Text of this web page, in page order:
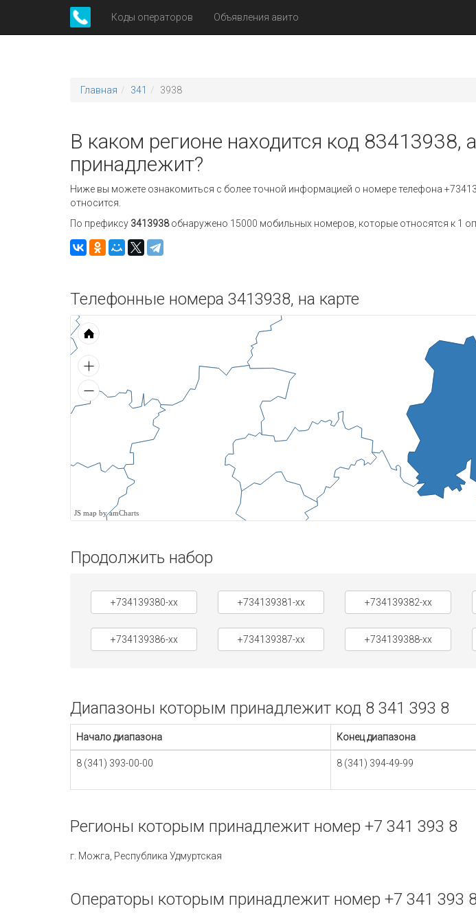
Коды операторов Объявления авито
Главная 341 3938
В каком регионе находится код 83413938,
принадлежит?
Ниже вы можете ознакомиться с более точной информацией о номере телефона
относится.
По префиксу 3413938обнаружено 15000 мобильных номеров, которые относятся к 1
Телефонные номера 3413938, на карте
JS map by amCharts
Продолжить набор
+734139380-xx +734139381-xx +734139382-xx
+734139386-xx +734139387-xx +734139388-xx
Диапазоны которым принадлежит код 8 341 393 8
Начало диапазона Конец диапазона
8 (341) 393-00-00 8 (341) 394-49-99
Регионы которым принадлежит номер +7 341 393 8
г. Можга, Республика Удмуртская
Операторы которым принадлежит номер +7 341 393 8